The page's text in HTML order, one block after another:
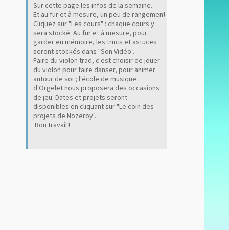
Sur cette page les infos de la semaine.
Et au fur et à mesure, un peu de rangement !
Cliquez sur "Les cours" : chaque cours y
sera stocké. Au fur et à mesure, pour
garder en mémoire, les trucs et astuces
seront stockés dans "Son Vidéo".
Faire du violon trad, c'est choisir de jouer
du violon pour faire danser, pour animer
autour de soi ; l'école de musique
d'Orgelet nous proposera des occasions
de jeu. Dates et projets seront
disponibles en cliquant sur "Le coin des
projets de Nozeroy".
Bon travail !